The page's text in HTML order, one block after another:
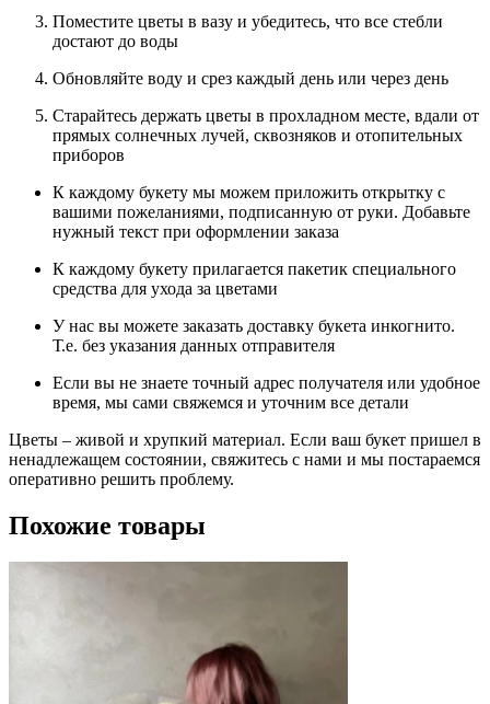
Поместите цветы в вазу и убедитесь, что все стебли
достают до воды
Обновляйте воду и срез каждый день или через день
Старайтесь держать цветы в прохладном месте, вдали от
прямых солнечных лучей, сквозняков и отопительных
приборов
К каждому букету мы можем приложить открытку с
вашими пожеланиями, подписанную от руки. Добавьте
нужный текст при оформлении заказа
К каждому букету прилагается пакетик специального
средства для ухода за цветами
У нас вы можете заказать доставку букета инкогнито.
Т.е. без указания данных отправителя
Если вы не знаете точный адрес получателя или удобное
время, мы сами свяжемся и уточним все детали
Цветы – живой и хрупкий материал. Если ваш букет пришел в
ненадлежащем состоянии, свяжитесь с нами и мы постараемся
оперативно решить проблему.
Похожие товары